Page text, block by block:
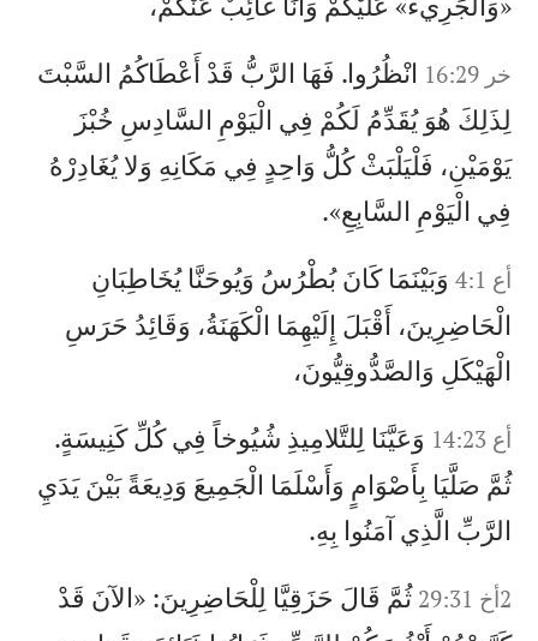
خر 16:29
انْظُرُوا. فَهَا الرَّبُّ قَدْ أَعْطَاكُمُ السَّبْتَ
لِذَلِكَ هُوَ يُقَدِّمُ لَكُمْ فِي الْيَوْمِ السَّادِسِ خُبْزَ
يَوْمَيْنِ، فَلْيَلْبَثْ كُلُّ وَاحِدٍ فِي مَكَانِهِ وَلا يُغَادِرْهُ
فِي الْيَوْمِ السَّابِعِ».
أع 4:1
وَبَيْنَمَا كَانَ بُطْرُسُ وَيُوحَنَّا يُخَاطِبَانِ
الْحَاضِرِينَ، أَقْبَلَ إِلَيْهِمَا الْكَهَنَةُ، وَقَائِدُ حَرَسِ
الْهَيْكَلِ وَالصَّدُّوقِيُّونَ،
أع 14:23
وَعَيَّنَا لِلتَّلامِيذِ شُيُوخاً فِي كُلِّ كَنِيسَةٍ.
ثُمَّ صَلَّيَا بِأَصْوَامٍ وَأَسْلَمَا الْجَمِيعَ وَدِيعَةً بَيْنَ يَدَيِ
الرَّبِّ الَّذِي آمَنُوا بِهِ.
2أخ 29:31
ثُمَّ قَالَ حَزَقِيَّا لِلْحَاضِرِينَ: «الآنَ قَدْ